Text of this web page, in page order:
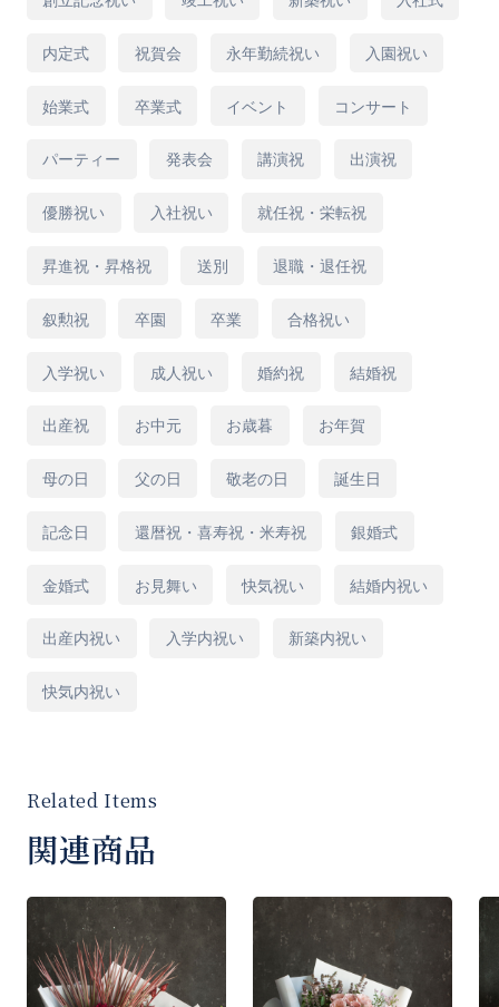
らは変更になる場合があることをご了承くださ
い。デザインの雰囲気を損なわずに、丁寧にお
作りいたします。
区、新宿区、豊島区、中野区、杉並区、渋谷
区、港区、品川区、大田区、目黒区、世田谷
区）限定商品となります。
カラー バラ グニユーカリ スモークグラ
ス リューカデンドロン シンフォリカルポ
ス グレブレア アイバンホー リモニウム
をご了承ください。
◾️お届け時間について
ご指定がある場合は下記時間帯よりご選択して
「ご要望など」欄へご記入をお願い致します。
内定式 祝賀会 永年勤続祝い 入園祝い
始業式 卒業式 イベント コンサート
パーティー 発表会 講演祝 出演祝
優勝祝い 入社祝い 就任祝・栄転祝
昇進祝・昇格祝 送別 退職・退任祝
叙勲祝 卒園 卒業 合格祝い
入学祝い 成人祝い 婚約祝 結婚祝
出産祝 お中元 お歳暮 お年賀
母の日 父の日 敬老の日 誕生日
記念日 還暦祝・喜寿祝・米寿祝 銀婚式
金婚式 お見舞い 快気祝い 結婚内祝い
出産内祝い 入学内祝い 新築内祝い
快気内祝い
関連商品